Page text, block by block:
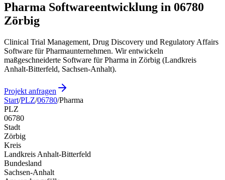
Pharma Softwareentwicklung in 06780
Zörbig
Clinical Trial Management, Drug Discovery und Regulatory Affairs
Software für Pharmaunternehmen. Wir entwickeln
maßgeschneiderte Software für Pharma in Zörbig (Landkreis
Anhalt-Bitterfeld, Sachsen-Anhalt).
Projekt anfragen
Start/PLZ/06780/Pharma
PLZ
06780
Stadt
Zörbig
Kreis
Landkreis Anhalt-Bitterfeld
Bundesland
Sachsen-Anhalt